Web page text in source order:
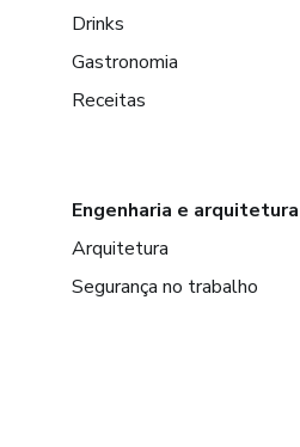
Drinks
Gastronomia
Receitas
Engenharia e arquitetura
Arquitetura
Segurança no trabalho